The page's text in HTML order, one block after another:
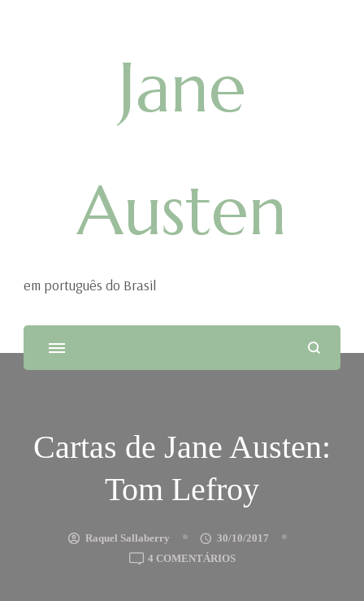
Jane
Austen
em português do Brasil
Cartas de Jane Austen:
Tom Lefroy
Raquel Sallaberry
30/10/2017
4 COMENTÁRIOSEM